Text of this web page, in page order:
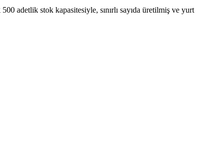
adetlik stok kapasitesiyle, sınırlı sayıda üretilmiş ve yurt